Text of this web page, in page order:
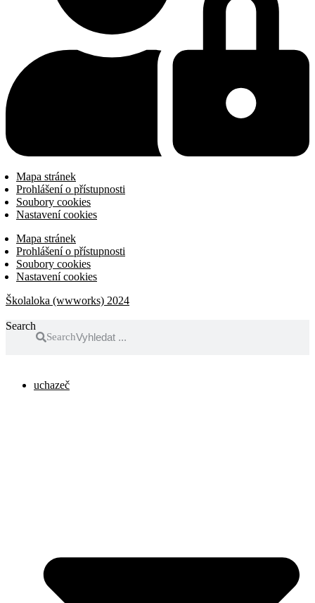
Mapa stránek
Prohlášení o přístupnosti
Soubory cookies
Nastavení cookies
Mapa stránek
Prohlášení o přístupnosti
Soubory cookies
Nastavení cookies
Školaloka (wwworks) 2024
Search
Search
uchazeč